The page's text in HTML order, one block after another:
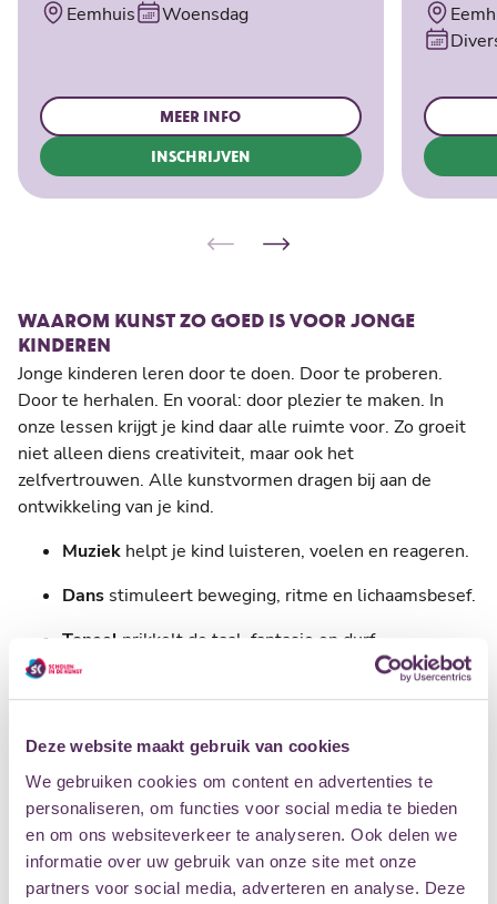
Deze website maakt gebruik van cookies
We gebruiken cookies om content en advertenties te
personaliseren, om functies voor social media te bieden
en om ons websiteverkeer te analyseren. Ook delen we
informatie over uw gebruik van onze site met onze
partners voor social media, adverteren en analyse. Deze
Eemhuis Woensdag
MEER INFO
INSCHRIJVEN
WAAROM KUNST ZO GOED IS VOOR JONGE
KINDEREN
Jonge kinderen leren door te doen. Door te proberen.
Door te herhalen. En vooral: door plezier te maken. In
onze lessen krijgt je kind daar alle ruimte voor. Zo groeit
niet alleen diens creativiteit, maar ook het
zelfvertrouwen. Alle kunstvormen dragen bij aan de
ontwikkeling van je kind.
Muziek helpt je kind luisteren, voelen en reageren.
Dans stimuleert beweging, ritme en lichaamsbesef.
Toneel prikkelt de taal, fantasie en durf.
laat je kind kijken, kiezen, voelen
Onderzoek benadrukt steeds weer het belang van
kunstzinnige ontwikkeling voor kinderen. Kinderen leren
door mee te doen aan kunstlessen hun gevoelens en
ervaringen uitdrukken, leren te reageren op hun eigen
werk en dat van anderen en leren kunst waarderen.